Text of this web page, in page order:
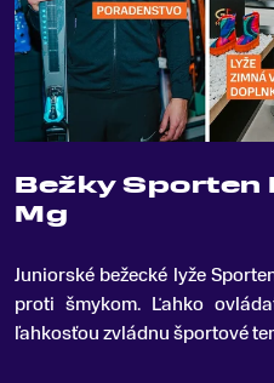
Bežky Sporten
Mg
Juniorské bežecké lyže
proti šmykom. Ľahko
ľahkosťou zvládnu športové